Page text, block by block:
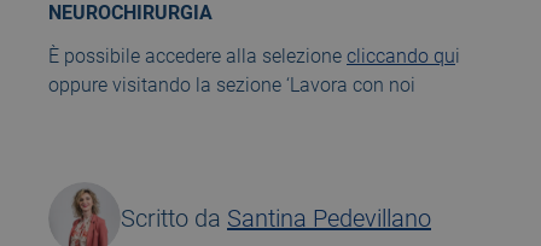
NEUROCHIRURGIA
È possibile accedere alla selezione cliccando qui
oppure visitando la sezione ‘Lavora con noi
Scritto da Santina Pedevillano